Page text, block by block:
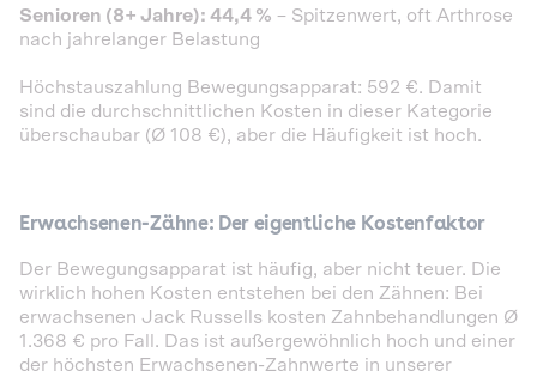
Senioren (8+ Jahre): 44,4 % – Spitzenwert, oft Arthrose
nach jahrelanger Belastung
Höchstauszahlung Bewegungsapparat: 592 €. Damit
sind die durchschnittlichen Kosten in dieser Kategorie
überschaubar (Ø 108 €), aber die Häufigkeit ist hoch.
Erwachsenen-Zähne: Der eigentliche Kostenfaktor
Der Bewegungsapparat ist häufig, aber nicht teuer. Die
wirklich hohen Kosten entstehen bei den Zähnen: Bei
erwachsenen Jack Russells kosten Zahnbehandlungen Ø
1.368 € pro Fall. Das ist außergewöhnlich hoch und einer
der höchsten Erwachsenen-Zahnwerte in unserer